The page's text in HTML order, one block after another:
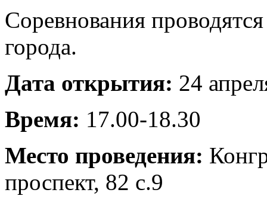
Соревнования
города.
Дата открытия: 24
Время: 17.00-18.30
Место проведения:
проспект, 82 с.9